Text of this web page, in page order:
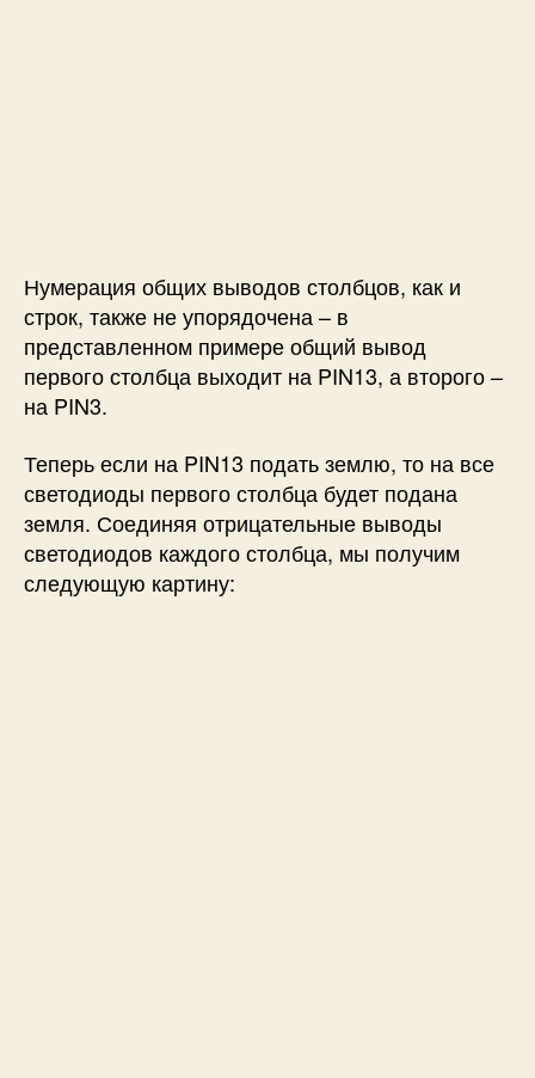
Нумерация общих выводов столбцов, как и
строк, также не упорядочена – в
представленном примере общий вывод
первого столбца выходит на PIN13, а второго –
на PIN3.
Теперь если на PIN13 подать землю, то на все
светодиоды первого столбца будет подана
земля. Соединяя отрицательные выводы
светодиодов каждого столбца, мы получим
следующую картину: